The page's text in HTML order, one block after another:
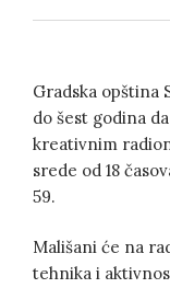
Gradska opština
do šest godina
kreativnim
srede od 18
59.
Mališani će na
tehnika i